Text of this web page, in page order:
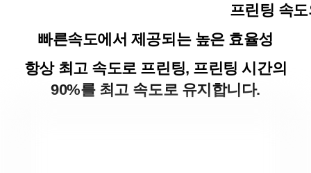
프린팅 속
빠른속도에서 제공되는 높은 효율성
항상 최고 속도로 프린팅, 프린팅 시간의
90%를 최고 속도로 유지합니다.